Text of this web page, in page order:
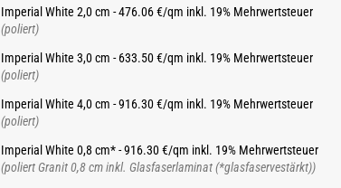
Imperial White 2,0 cm - 476.06 €/qm inkl. 19% Mehrwertsteuer
(poliert)
Imperial White 3,0 cm - 633.50 €/qm inkl. 19% Mehrwertsteuer
(poliert)
Imperial White 4,0 cm - 916.30 €/qm inkl. 19% Mehrwertsteuer
(poliert)
Imperial White 0,8 cm* - 916.30 €/qm inkl. 19% Mehrwertsteuer
(poliert Granit 0,8 cm inkl. Glasfaserlaminat (*glasfaservestärkt))